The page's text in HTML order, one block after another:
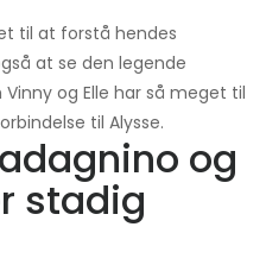
til at forstå hendes
at se den legende
og Elle har så meget til
til Alysse.
og
stadig